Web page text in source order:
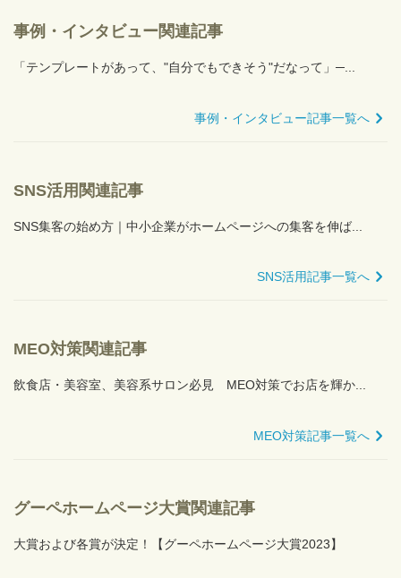
事例・インタビュー関連記事
「テンプレートがあって、"自分でもできそう"だなって」─...
事例・インタビュー記事一覧へ
SNS活用関連記事
SNS集客の始め方｜中小企業がホームページへの集客を伸ば...
SNS活用記事一覧へ
MEO対策関連記事
飲食店・美容室、美容系サロン必見 MEO対策でお店を輝か...
MEO対策記事一覧へ
グーペホームページ大賞関連記事
大賞および各賞が決定！【グーペホームページ大賞2023】